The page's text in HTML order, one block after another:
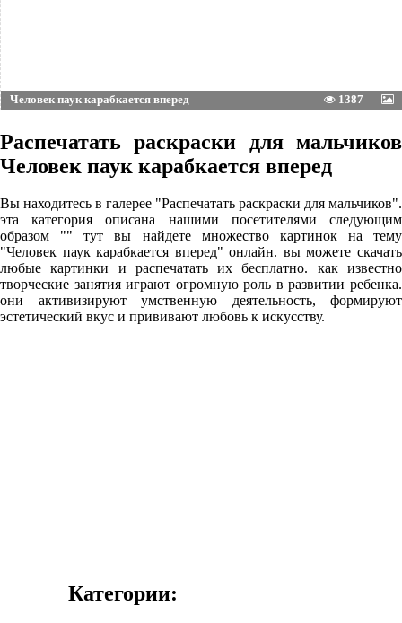
Человек паук карабкается вперед 1387
Распечатать раскраски для мальчиков
Человек паук карабкается вперед
Вы находитесь в галерее "Распечатать раскраски для мальчиков".
эта категория описана нашими посетителями следующим
образом "" тут вы найдете множество картинок на тему
"Человек паук карабкается вперед" онлайн. вы можете скачать
любые картинки и распечатать их бесплатно. как известно
творческие занятия играют огромную роль в развитии ребенка.
они активизируют умственную деятельность, формируют
эстетический вкус и прививают любовь к искусству.
Категории: